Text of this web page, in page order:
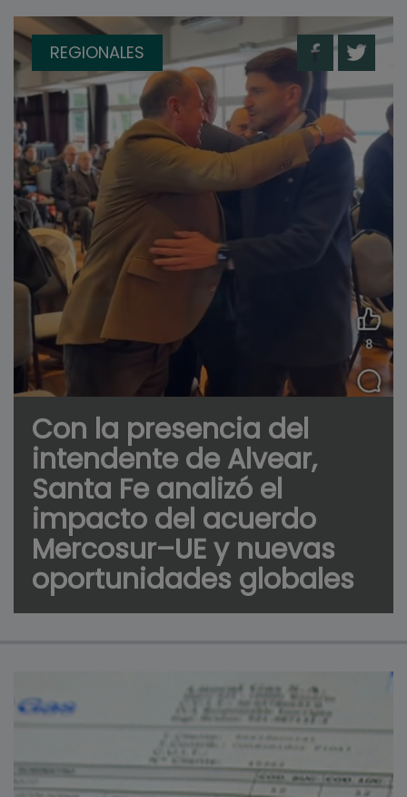
REGIONALES
Con la presencia del
intendente de Alvear,
Santa Fe analizó el
impacto del acuerdo
Mercosur–UE y nuevas
oportunidades globales